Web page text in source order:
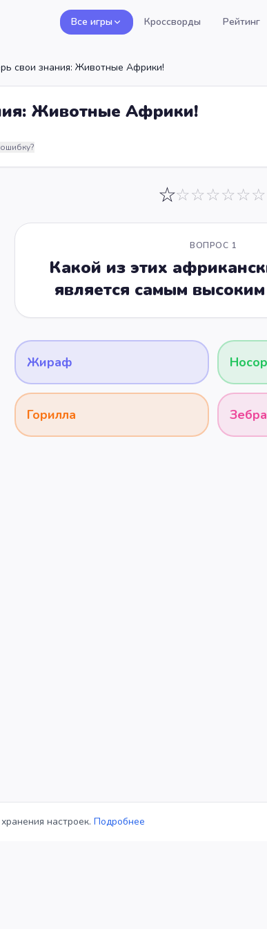
Все игры Кроссворды Рейтинг
свои знания: Животные Африки!
Животные Африки!
☆☆☆☆☆☆☆
ВОПРОС 1
Какой из этих
является самым
Жираф
Горилла Зебра
настроек. Подробнее